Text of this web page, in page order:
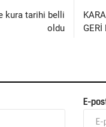
kura tarihi belli
oldu
E-